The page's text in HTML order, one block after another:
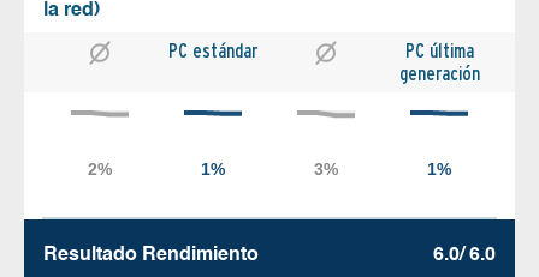
la red)
PC estándar
PC última
generación
Resultado Rendimiento 6.0/ 6.0